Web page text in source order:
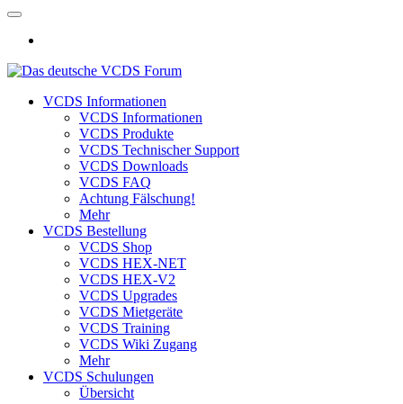
VCDS Informationen
VCDS Informationen
VCDS Produkte
VCDS Technischer Support
VCDS Downloads
VCDS FAQ
Achtung Fälschung!
Mehr
VCDS Bestellung
VCDS Shop
VCDS HEX-NET
VCDS HEX-V2
VCDS Upgrades
VCDS Mietgeräte
VCDS Training
VCDS Wiki Zugang
Mehr
VCDS Schulungen
Übersicht